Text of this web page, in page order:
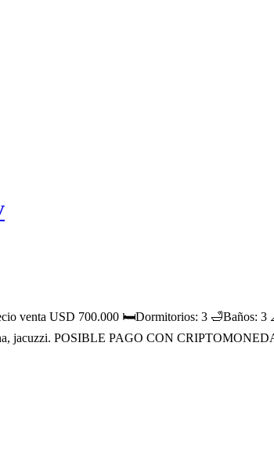
venta USD 700.000 🛏Dormitorios: 3 🛁Baños: 3
jacuzzi. POSIBLE PAGO CON